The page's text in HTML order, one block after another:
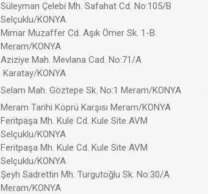
Süleyman Çelebi Mh. Safahat Cd. No:105/B
Selçuklu/KONYA
Mimar Muzaffer Cd. Aşık Ömer Sk. 1-B
Meram/KONYA
Aziziye Mah. Mevlana Cad. No:71/A
Karatay/KONYA
Selam Mah. Göztepe Sk. No:1 Meram/KONYA
Meram Tarihi Köprü Karşısı Meram/KONYA
Feritpaşa Mh. Kule Cd. Kule Site AVM
Selçuklu/KONYA
Feritpaşa Mh. Kule Cd. Kule Site AVM
Selçuklu/KONYA
Şeyh Sadrettin Mh. Turgutoğlu Sk. No:30/A
Meram/KONYA